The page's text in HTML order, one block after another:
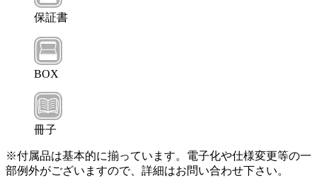
保証書
BOX
冊子
※付属品は基本的に揃っています。電子化や仕様変更等の一
部例外がございますので、詳細はお問い合わせ下さい。